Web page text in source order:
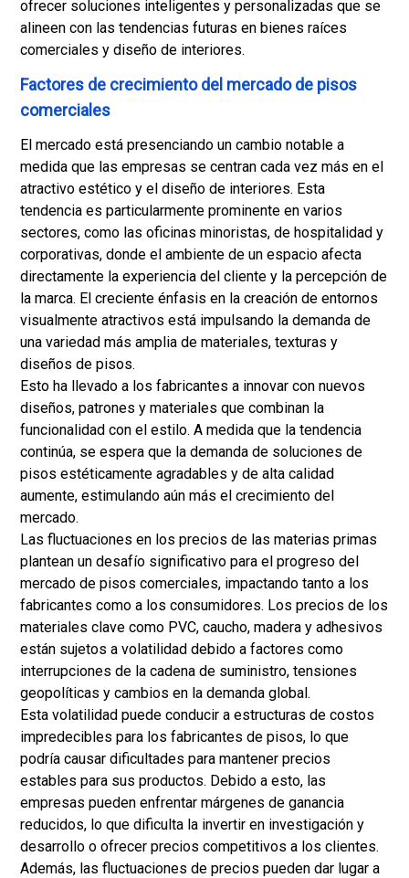
ofrecer soluciones inteligentes y personalizadas que se
alineen con las tendencias futuras en bienes raíces
comerciales y diseño de interiores.
Factores de crecimiento del mercado de pisos
comerciales
El mercado está presenciando un cambio notable a
medida que las empresas se centran cada vez más en el
atractivo estético y el diseño de interiores. Esta
tendencia es particularmente prominente en varios
sectores, como las oficinas minoristas, de hospitalidad y
corporativas, donde el ambiente de un espacio afecta
directamente la experiencia del cliente y la percepción de
la marca. El creciente énfasis en la creación de entornos
visualmente atractivos está impulsando la demanda de
una variedad más amplia de materiales, texturas y
diseños de pisos.
Esto ha llevado a los fabricantes a innovar con nuevos
diseños, patrones y materiales que combinan la
funcionalidad con el estilo. A medida que la tendencia
continúa, se espera que la demanda de soluciones de
pisos estéticamente agradables y de alta calidad
aumente, estimulando aún más el crecimiento del
mercado.
Las fluctuaciones en los precios de las materias primas
plantean un desafío significativo para el progreso del
mercado de pisos comerciales, impactando tanto a los
fabricantes como a los consumidores. Los precios de los
materiales clave como PVC, caucho, madera y adhesivos
están sujetos a volatilidad debido a factores como
interrupciones de la cadena de suministro, tensiones
geopolíticas y cambios en la demanda global.
Esta volatilidad puede conducir a estructuras de costos
impredecibles para los fabricantes de pisos, lo que
podría causar dificultades para mantener precios
estables para sus productos. Debido a esto, las
empresas pueden enfrentar márgenes de ganancia
reducidos, lo que dificulta la invertir en investigación y
desarrollo o ofrecer precios competitivos a los clientes.
Además, las fluctuaciones de precios pueden dar lugar a